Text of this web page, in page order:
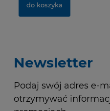
do koszyka
do koszyka
Newsletter
Podaj swój adres e-
otrzymywać